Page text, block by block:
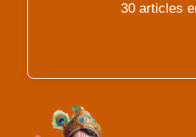
30 articles